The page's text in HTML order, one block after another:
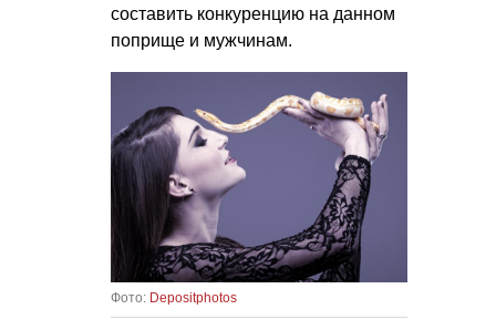
составить конкуренцию на данном
поприще и мужчинам.
Фото: Depositphotos